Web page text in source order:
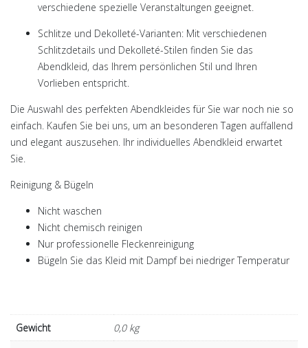
verschiedene spezielle Veranstaltungen geeignet.
Schlitze und Dekolleté-Varianten: Mit verschiedenen
Schlitzdetails und Dekolleté-Stilen finden Sie das
Abendkleid, das Ihrem persönlichen Stil und Ihren
Vorlieben entspricht.
Die Auswahl des perfekten Abendkleides für Sie war noch nie so
einfach. Kaufen Sie bei uns, um an besonderen Tagen auffallend
und elegant auszusehen. Ihr individuelles Abendkleid erwartet
Sie.
Reinigung & Bügeln
Nicht waschen
Nicht chemisch reinigen
Nur professionelle Fleckenreinigung
Bügeln Sie das Kleid mit Dampf bei niedriger Temperatur
Gewicht
0,0 kg